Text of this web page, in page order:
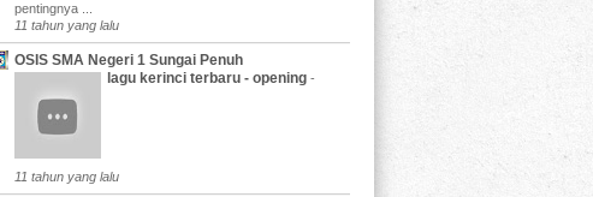
pentingnya ...
11 tahun yang lalu
OSIS SMA Negeri 1 Sungai Penuh
lagu kerinci terbaru - opening -
11 tahun yang lalu